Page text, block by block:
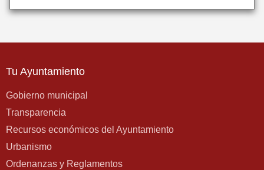
Tu Ayuntamiento
Gobierno municipal
Transparencia
Recursos económicos del Ayuntamiento
Urbanismo
Ordenanzas y Reglamentos